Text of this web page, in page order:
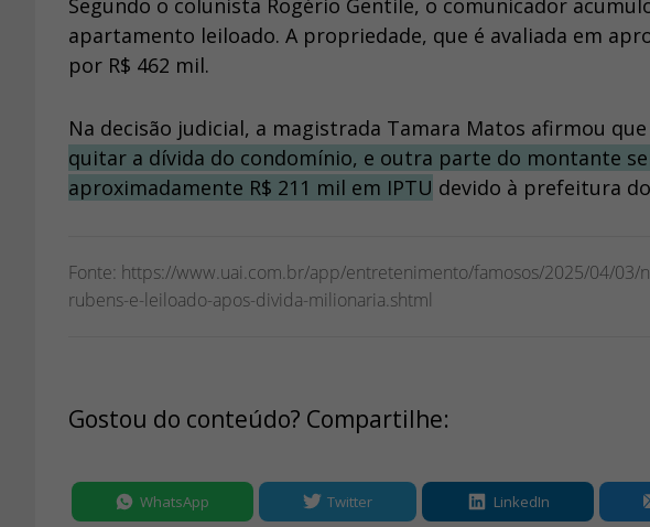
Segundo o colunista Rogério Gentile, o comunicador
apartamento leiloado. A propriedade, que é avaliada em
por R$ 462 mil.
Na decisão judicial, a magistrada Tamara Matos afirmou que
quitar a dívida do condomínio, e outra parte do montante
aproximadamente R$ 211 mil em IPTU devido à prefeitura
Fonte: https://www.uai.com.br/app/entretenimento/famosos/2025/04/03/
rubens-e-leiloado-apos-divida-milionaria.shtml
Gostou do conteúdo? Compartilhe:
WhatsApp Twitter LinkedIn